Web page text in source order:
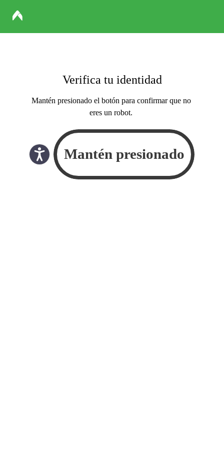
Verifica tu identidad
Mantén presionado el botón para confirmar que no
eres un robot.